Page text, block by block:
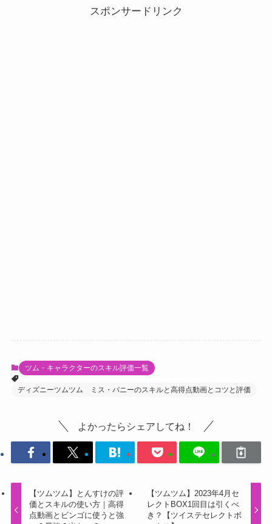
スポンサードリンク
ツム・キャラクターのスキル評価一覧
ディズニーツムツム ミス・バニーのスキルと高得点動画とコツと評価
よかったらシェアしてね！
【ツムツム】とんすけの評
価とスキルの使い方｜高得
点動画とビンゴに使うと強
【ツムツム】2023年4月セ
レクトBOX1回目は引くべ
き？【ツイステセレクトボ